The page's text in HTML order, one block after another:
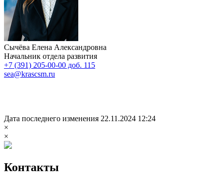
Сычёва Елена Александровна
Начальник отдела развития
+7 (391) 205-00-00 доб. 115
sea@krascsm.ru
Дата последнего изменения 22.11.2024 12:24
×
×
Контакты